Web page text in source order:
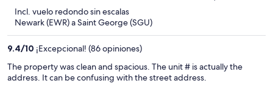
$1,359
$1,001
Incl. vuelo redondo sin escalas
Newark (EWR) a Saint George (SGU)
9.4/10 ¡Excepcional! (86 opiniones)
The property was clean and spacious. The unit # is actually the
address. It can be confusing with the street address.